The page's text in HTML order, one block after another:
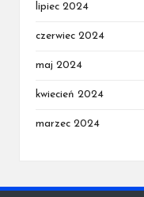
lipiec 2024
czerwiec 2024
maj 2024
kwiecień 2024
marzec 2024